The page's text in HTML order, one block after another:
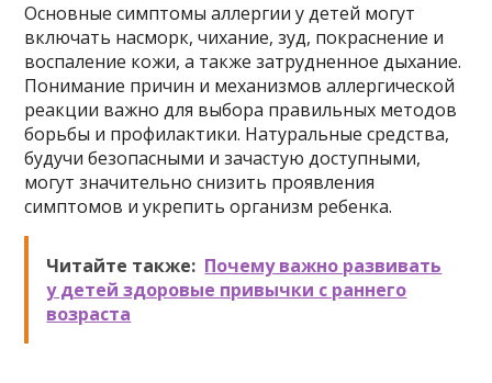
Основные симптомы аллергии у детей могут
включать насморк, чихание, зуд, покраснение и
воспаление кожи, а также затрудненное дыхание.
Понимание причин и механизмов аллергической
реакции важно для выбора правильных методов
борьбы и профилактики. Натуральные средства,
будучи безопасными и зачастую доступными,
могут значительно снизить проявления
симптомов и укрепить организм ребенка.
Читайте также: Почему важно развивать
у детей здоровые привычки с раннего
возраста